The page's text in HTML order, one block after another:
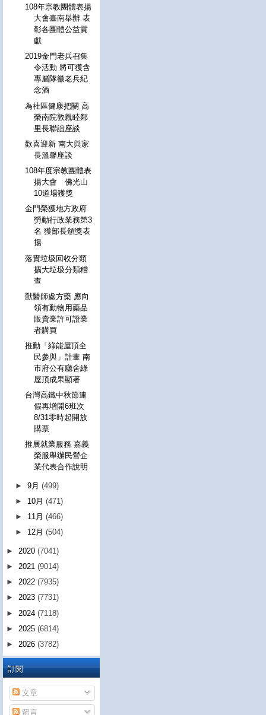
108年宗教團體表揚
大會臺南舉辦 表
彰各團體公益貢
獻
2019金門老兵召集
令活動 將可獲含
專屬隊徽老兵紀
念酒
為社區健康把關 高
榮南院敦親睦鄰
里長聯誼座談
歡喜迎新 南大與家
長溫馨座談
108年度宗教團體表
揚大會 佛光山
10道場獲獎
金門榮獲地方政府
勞動行政業務第3
名 獲部長頒獎表
揚
落實垃圾回收分類
擴大垃圾分類稽
查
獸醫師處方藥 應向
領有動物用藥品
販賣業許可證業
者購買
推動「綠能屋頂全
民參與」計畫 南
市府公有廳舍綠
屋頂成果顯著
台灣高鐵中秋節連
假再增開6班次
8/31零時起開放
購票
推展就業服務 嘉義
榮服舉辦民營企
業代表合作說明
►9月(499)
► 10月(471)
► 11月(466)
► 12月(504)
► 2020 (7041)
► 2021 (9014)
► 2022 (7935)
► 2023 (7731)
► 2024 (7118)
► 2025 (6814)
► 2026 (3782)
訂閱
文章
留言